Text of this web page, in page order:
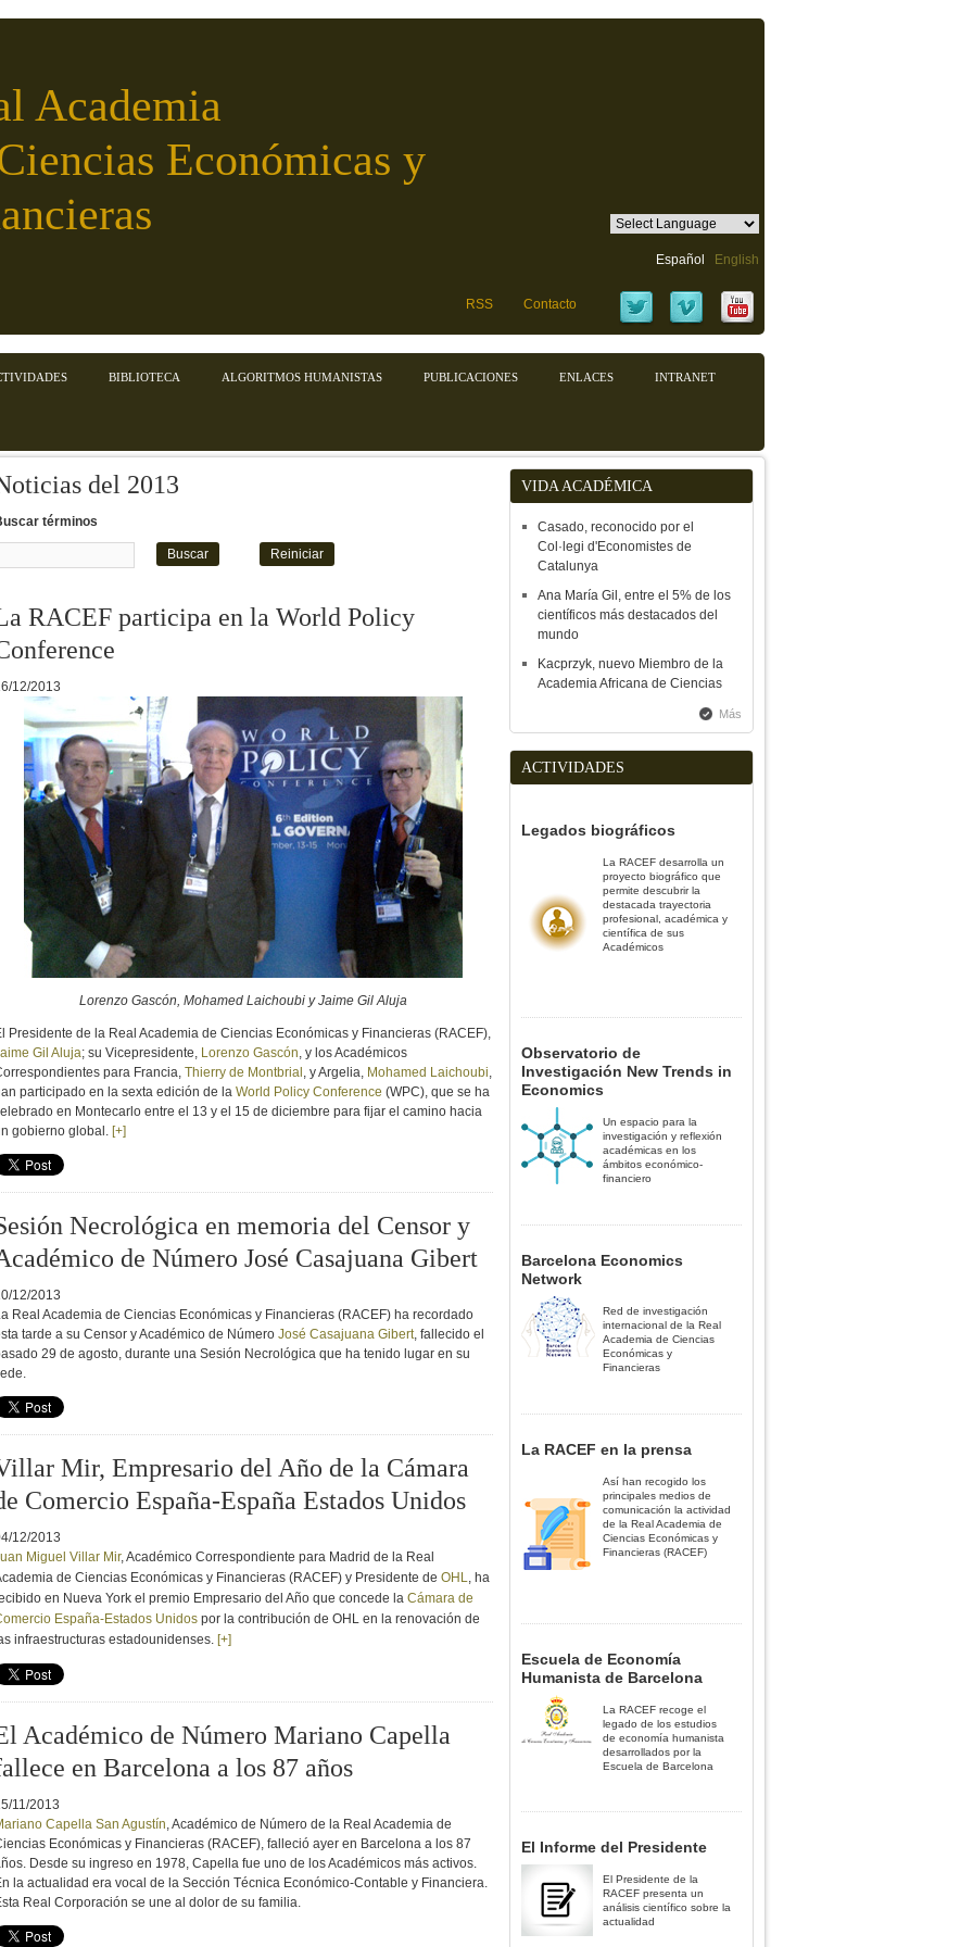
Academia
Económicas y
Español English
RSS Contacto
BIBLIOTECA ALGORITMOS HUMANISTAS PUBLICACIONES ENLACES INTRANET
del 2013
términos
RACEF participa en la World Policy
12/2013
Lorenzo Gascón, Mohamed Laichoubi y Jaime Gil Aluja
Presidente de la Real Academia de Ciencias Económicas y Financieras (RACEF),
Gil Aluja; su Vicepresidente, Lorenzo Gascón , y los Académicos
para Francia, Thierry de Montbrial , y Argelia, Mohamed Laichoubi
participado en la sexta edición de la World Policy Conference (WPC), que se ha
en Montecarlo entre el 13 y el 15 de diciembre para fijar el camino hacia
gobierno global. [+]
Necrológica en memoria del Censor y
de Número José Casajuana Gibert
12/2013
Real Academia de Ciencias Económicas y Financieras (RACEF) ha recordado
tarde a su Censor y Académico de Número José Casajuana Gibert , fallecido el
29 de agosto, durante una Sesión Necrológica que ha tenido lugar en su
Mir, Empresario del Año de la Cámara
Comercio España-España Estados Unidos
12/2013
Miguel Villar Mir, Académico Correspondiente para Madrid de la Real
de Ciencias Económicas y Financieras (RACEF) y Presidente de OHL
, ha
en Nueva York el premio Empresario del Año que concede la Cámara de
España-Estados Unidos por la contribución de OHL en la renovación de
infraestructuras estadounidenses. [+]
Académico de Número Mariano Capella
en Barcelona a los 87 años
11/2013
Capella San Agustín , Académico de Número de la Real Academia de
Económicas y Financieras (RACEF), falleció ayer en Barcelona a los 87
Desde su ingreso en 1978, Capella fue uno de los Académicos más activos.
la actualidad era vocal de la Sección Técnica Económico-Contable y Financiera.
Real Corporación se une al dolor de su familia.
VIDA ACADÉMICA
Casado, reconocido por el
Col·legi d'Economistes de
Catalunya
Ana María Gil, entre el 5% de los
científicos más destacados del
mundo
Kacprzyk, nuevo Miembro de la
Academia Africana de Ciencias
Más
ACTIVIDADES
Legados biográficos
La RACEF desarrolla un
proyecto biográfico que
permite descubrir la
destacada trayectoria
profesional, académica y
científica de sus
Académicos
Observatorio de
Investigación New Trends in
Economics
Un espacio para la
investigación y reflexión
académicas en los
ámbitos económico-
financiero
Barcelona Economics
Network
Red de investigación
internacional de la Real
Academia de Ciencias
Económicas y
Financieras
La RACEF en la prensa
Así han recogido los
principales medios de
comunicación la actividad
de la Real Academia de
Ciencias Económicas y
Financieras (RACEF)
Escuela de Economía
Humanista de Barcelona
La RACEF recoge el
legado de los estudios
de economía humanista
desarrollados por la
Escuela de Barcelona
El Informe del Presidente
El Presidente de la
RACEF presenta un
análisis científico sobre la
actualidad